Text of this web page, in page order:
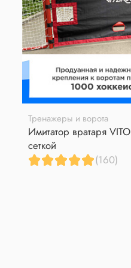
Тренажеры и ворота
Имитатор вратаря
сеткой
(160)